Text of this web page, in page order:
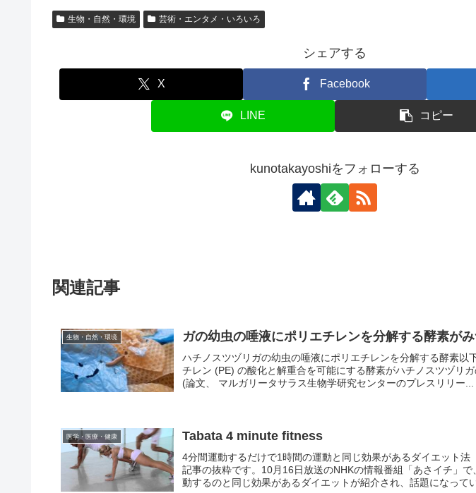
生物・自然・環境 芸術・エンタメ・いろいろ
シェアする
X Facebook
LINE コピー
kunotakayoshiをフォローする
関連記事
生物・自然・環境 ガの幼虫の唾液にポリエチレンを分解する酵素が
ハチノスツヅリガの幼虫の唾液にポリエチレンを分解する酵素以
チレン (PE) の酸化と解重合を可能にする酵素がハチノスツヅリ
(論文、 マルガリータサラス生物学研究センターのプレスリリー...
医学・医療・健康 Tabata 4 minute fitness
4分間運動するだけで1時間の運動と同じ効果があるダイエット法
記事の抜粋です。10月16日放送のNHKの情報番組「あさイチ」
動するのと同じ効果があるダイエットが紹介され、話題になって